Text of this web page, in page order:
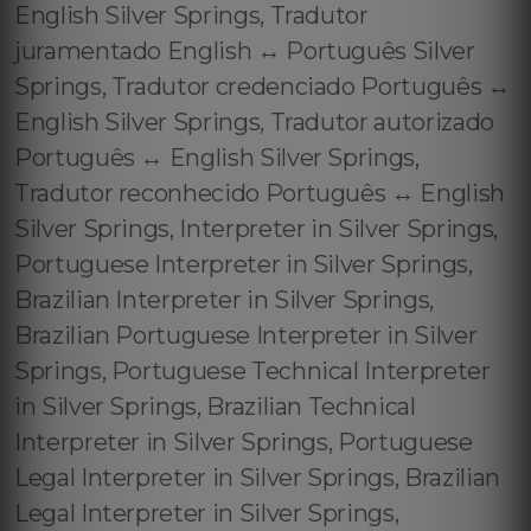
English Silver Springs, Tradutor
juramentado English ↔️ Português Silver
Springs, Tradutor credenciado Português ↔️
English Silver Springs, Tradutor autorizado
Português ↔️ English Silver Springs,
Tradutor reconhecido Português ↔️ English
Silver Springs, Interpreter in Silver Springs,
Portuguese Interpreter in Silver Springs,
Brazilian Interpreter in Silver Springs,
Brazilian Portuguese Interpreter in Silver
Springs, Portuguese Technical Interpreter
in Silver Springs, Brazilian Technical
Interpreter in Silver Springs, Portuguese
Legal Interpreter in Silver Springs, Brazilian
Legal Interpreter in Silver Springs,